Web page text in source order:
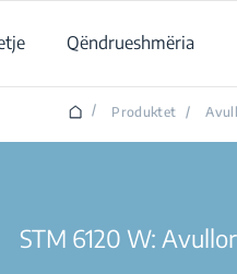
Qëndrueshmëria
/ Produktet /
STM 6120 W: